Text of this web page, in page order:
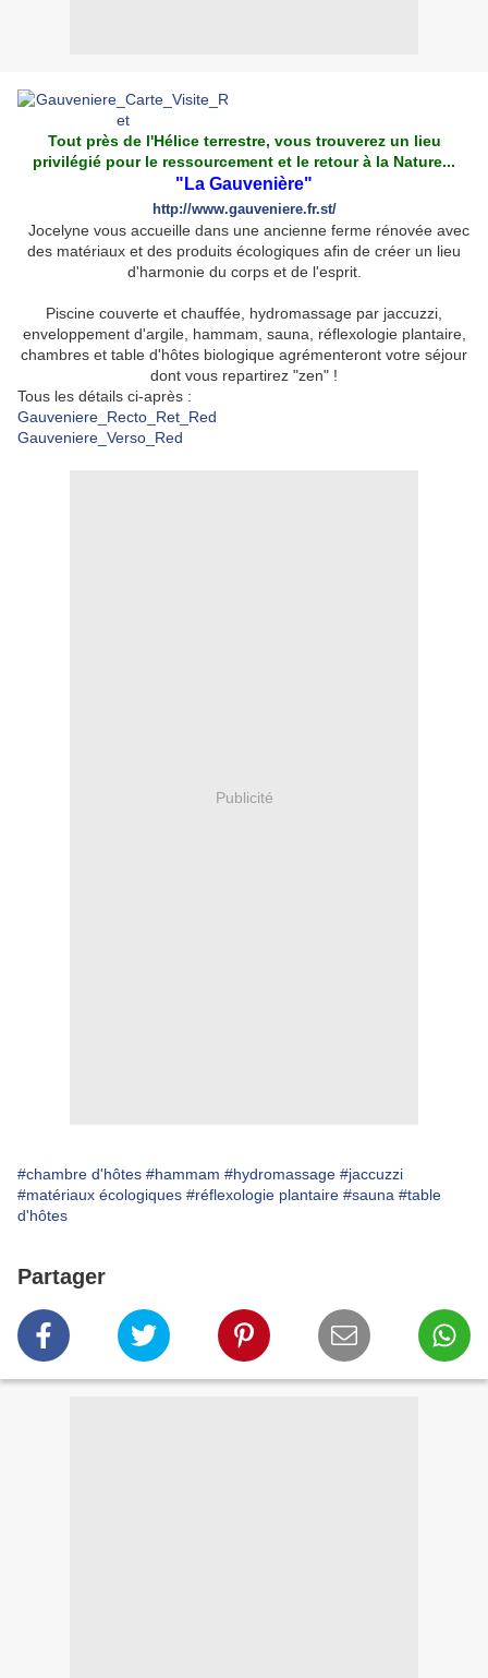
Tout près de l'Hélice terrestre, vous trouverez un lieu
privilégié pour le ressourcement et le retour à la Nature...
"La Gauvenière"
http://www.gauveniere.fr.st/
Jocelyne vous accueille dans une ancienne ferme rénovée avec
des matériaux et des produits écologiques afin de créer un lieu
d'harmonie du corps et de l'esprit.
Piscine couverte et chauffée, hydromassage par jaccuzzi,
enveloppement d'argile, hammam, sauna, réflexologie plantaire,
chambres et table d'hôtes biologique agrémenteront votre séjour
dont vous repartirez "zen" !
Tous les détails ci-après :
Gauveniere_Recto_Ret_Red
Gauveniere_Verso_Red
Publicité
#chambre d'hôtes #hammam #hydromassage #jaccuzzi
#matériaux écologiques #réflexologie plantaire #sauna #table
d'hôtes
Partager